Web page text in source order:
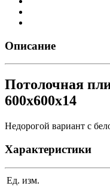
Описание
Потолочная
600x600x14
Недорогой вариант с
Характеристики
Ед. изм.